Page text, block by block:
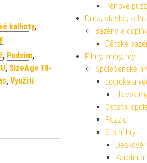
kalhoty,
, Podzim,
, SizeAge 18-
, Využití
Pěnové
Dílna, stavba,
Bazény a
Dětské
Filmy, knihy, hry
Společenské
Logické a
Ostatní
Puzzle
Stolní hry
Deskové
Karetní